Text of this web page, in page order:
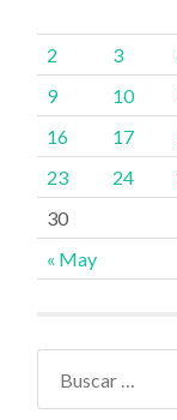
« May
2
3
9
10
16
17
23
24
30